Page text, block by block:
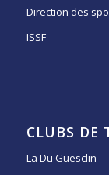
Direction des
ISSF
CLUBS DE
La Du Guesclin